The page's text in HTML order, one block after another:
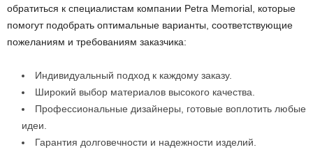
обратиться к специалистам компании Petra Memorial, которые
помогут подобрать оптимальные варианты, соответствующие
пожеланиям и требованиям заказчика:
Индивидуальный подход к каждому заказу.
Широкий выбор материалов высокого качества.
Профессиональные дизайнеры, готовые воплотить любые
идеи.
Гарантия долговечности и надежности изделий.